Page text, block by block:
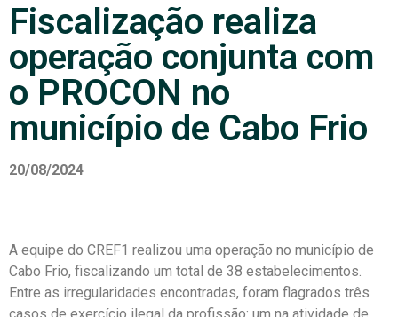
Fiscalização realiza
operação conjunta com
o PROCON no
município de Cabo Frio
20/08/2024
A equipe do CREF1 realizou uma operação no município de
Cabo Frio, fiscalizando um total de 38 estabelecimentos.
Entre as irregularidades encontradas, foram flagrados três